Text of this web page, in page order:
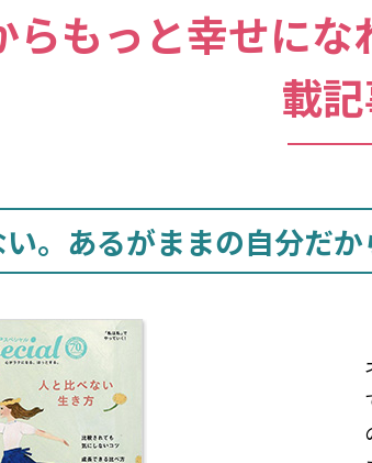
らもっと幸せに
載記
。あるがままの自分だ